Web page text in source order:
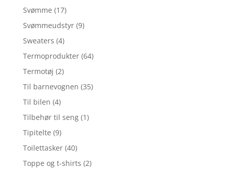
Svømme (17)
Svømmeudstyr (9)
Sweaters (4)
Termoprodukter (64)
Termotøj (2)
Til barnevognen (35)
Til bilen (4)
Tilbehør til seng (1)
Tipitelte (9)
Toilettasker (40)
Toppe og t-shirts (2)